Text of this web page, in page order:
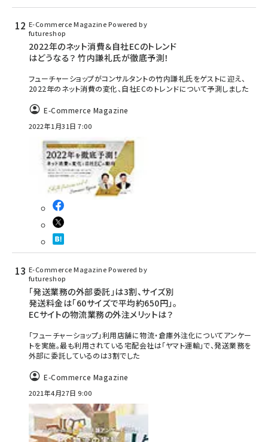
E-Commerce Magazine Powered by
futureshop
2022年のネット消費＆自社ECのトレンド
はどうなる？ 竹内謙礼氏が徹底予測！
フューチャーショップがコンサルタントの竹内謙礼氏をゲストに迎え、
2022年のネット消費の変化、自社ECのトレンドについて予測しました
E-Commerce Magazine
2022年1月31日 7:00
E-Commerce Magazine Powered by
futureshop
「発送業務の外部委託」は3割、サイズ別
発送料金は「60サイズで平均約650円」。
ECサイトの物流業務の外注メリットは？
「フューチャーショップ」利用店舗に物流・倉庫外注化についてアンケー
トを実施。最も利用されている宅配会社は「ヤマト運輸」で、発送業務を
外部に委託しているのは3割でした
E-Commerce Magazine
2021年4月27日 9:00